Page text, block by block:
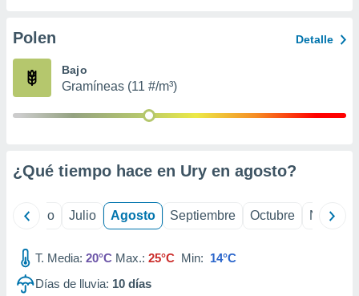
e
mediante
publicidad
publicidad
1199
Polen Detalle
Bajo
Gramíneas (11 #/m³)
¿Qué tiempo hace en Ury en agosto?
Junio Julio Agosto Septiembre Octubre
T. Media: 20°C Max.: 25°C Min: 14°C
Días de lluvia: 10 días